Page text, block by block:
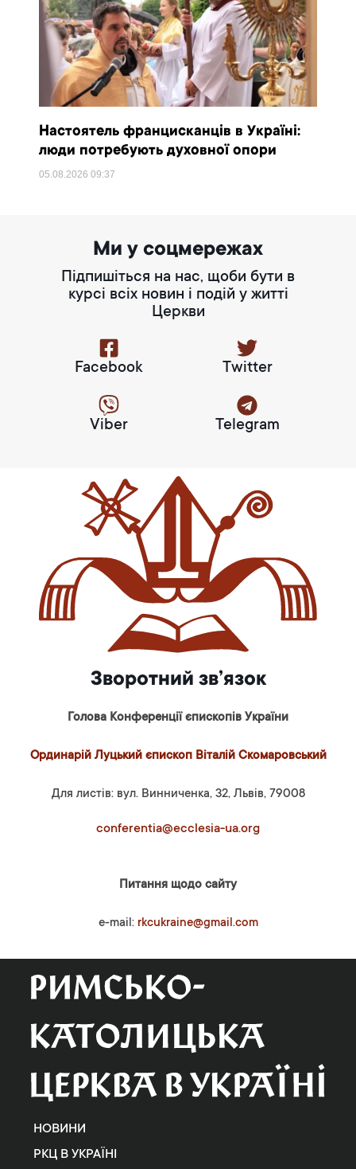
Настоятель францисканців в Україні:
люди потребують духовної опори
05.08.202609:37
Ми у соцмережах
Підпишіться на нас, щоби бути в
курсі всіх новин і подій у житті
Церкви
Facebook Twitter
Viber Telegram
Зворотний зв’язок
Голова Конференції єпископів України
Ординарій Луцький єпископ Віталій Скомаровський
Для листів: вул. Винниченка, 32, Львів, 79008
conferentia@ecclesia-ua.org
Питання щодо сайту
e-mail: rkcukraine@gmail.com
НОВИНИ
РКЦ В УКРАЇНІ